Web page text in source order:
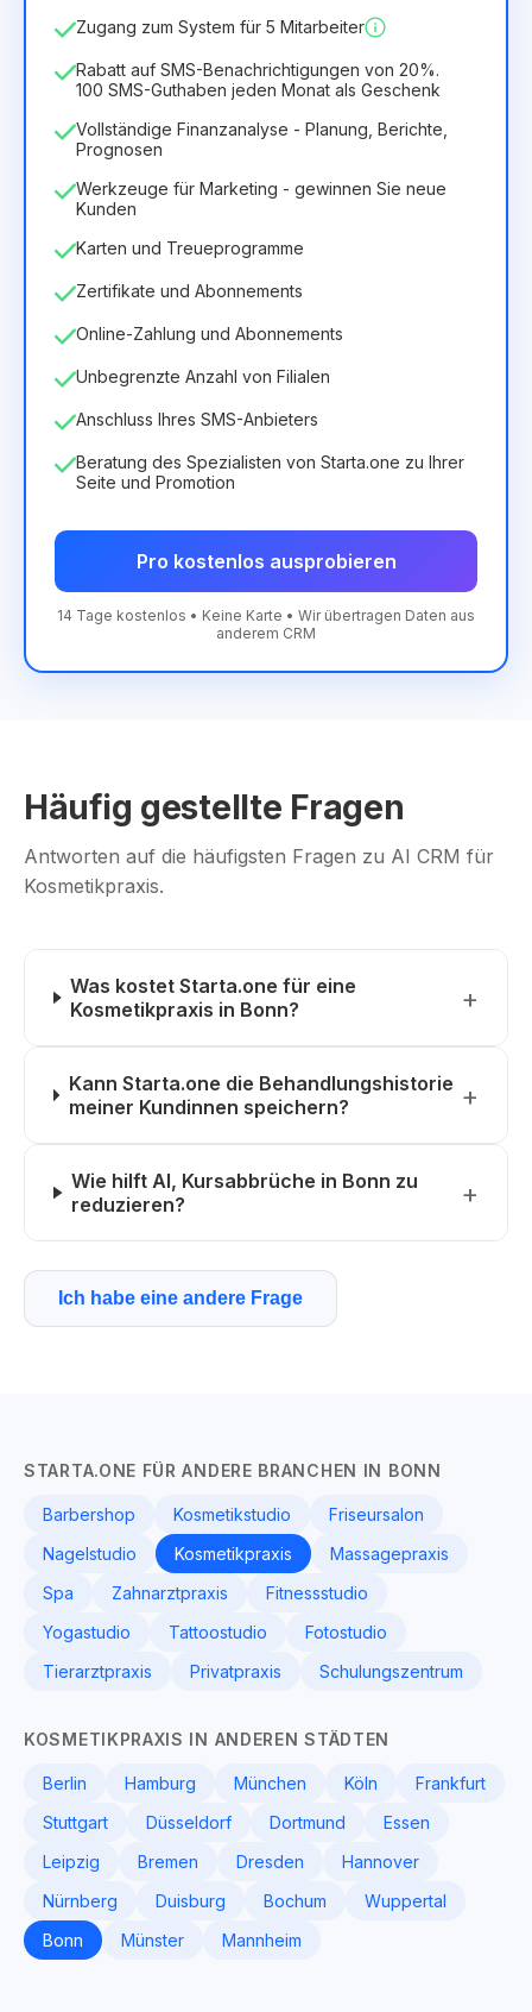
8.99€ 6.29€ /Monat
Zugang zum System für 5 Mitarbeiter
Rabatt auf SMS-Benachrichtigungen von 20%.
100 SMS-Guthaben jeden Monat als Geschenk
Vollständige Finanzanalyse - Planung, Berichte,
Prognosen
Werkzeuge für Marketing - gewinnen Sie neue
Kunden
Karten und Treueprogramme
Zertifikate und Abonnements
Online-Zahlung und Abonnements
Unbegrenzte Anzahl von Filialen
Anschluss Ihres SMS-Anbieters
Beratung des Spezialisten von Starta.one zu Ihrer
Seite und Promotion
Pro kostenlos ausprobieren
14 Tage kostenlos • Keine Karte • Wir übertragen Daten aus
anderem CRM
Häufig gestellte Fragen
Antworten auf die häufigsten Fragen zu AI CRM für
Kosmetikpraxis.
Was kostet Starta.one für eine
Kosmetikpraxis in Bonn?
Kann Starta.one die Behandlungshistorie
meiner Kundinnen speichern?
Wie hilft AI, Kursabbrüche in Bonn zu
reduzieren?
Ich habe eine andere Frage
STARTA.ONE FÜR ANDERE BRANCHEN IN BONN
Barbershop Kosmetikstudio
Friseursalon
Nagelstudio
Kosmetikpraxis
Massagepraxis
Spa
Zahnarztpraxis
Fitnessstudio
Yogastudio
Tattoostudio
Fotostudio
Tierarztpraxis
Privatpraxis Schulungszentrum
KOSMETIKPRAXIS IN ANDEREN STÄDTEN
Berlin Hamburg München Köln
Frankfurt
Stuttgart
Düsseldorf Dortmund
Essen
Leipzig
Bremen Dresden
Hannover
Nürnberg
Duisburg Bochum
Wuppertal
Bonn
Münster Mannheim